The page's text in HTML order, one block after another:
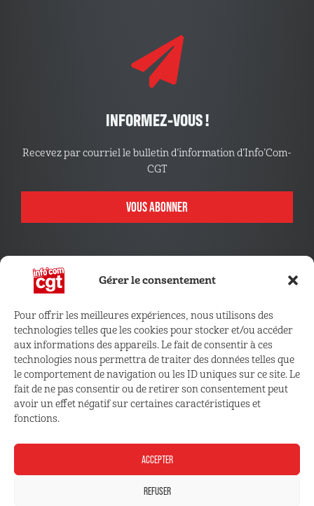
Gérer le consentement
Pour offrir les meilleures expériences, nous utilisons des
technologies telles que les cookies pour stocker et/ou accéder
aux informations des appareils. Le fait de consentir à ces
technologies nous permettra de traiter des données telles que
le comportement de navigation ou les ID uniques sur ce site. Le
fait de ne pas consentir ou de retirer son consentement peut
avoir un effet négatif sur certaines caractéristiques et
fonctions.
ACCEPTER
REFUSER
INFORMEZ-VOUS !
Recevez par courriel le bulletin d’information d’Info’Com-
CGT
VOUS ABONNER
CONNECTEZ VOUS !
Retrouvez les outils, infos et services qui vous sont
réservés